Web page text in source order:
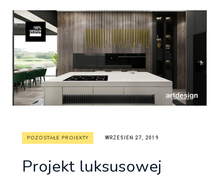
POZOSTAŁE PROJEKTY WRZESIEŃ 27, 2019
Projekt luksusowej